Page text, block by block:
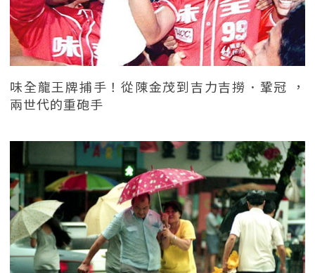
味全龍王牌捕手！從陳金茂到吉力吉撈．鞏冠 ，
兩世代的重砲手